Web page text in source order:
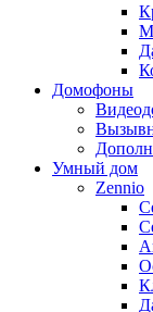
Домофоны
Умный дом
Zennio